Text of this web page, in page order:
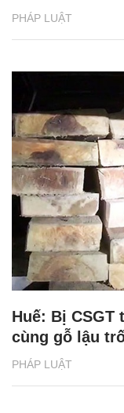
PHÁP LUẬT
PHÁP LUẬT
Huế: Bị
cùng gỗ lậu